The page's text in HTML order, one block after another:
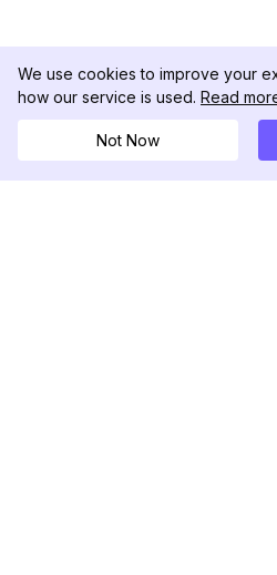
We use cookies to improve your
how our service is used. Read
Not Now